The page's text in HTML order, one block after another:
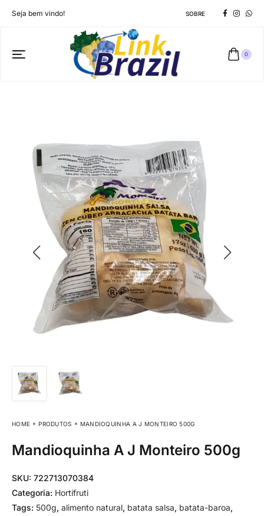
Seja bem vindo! SOBRE
0
HOME PRODUTOS MANDIOQUINHA A J MONTEIRO 500G
Mandioquinha A J Monteiro 500g
SKU: 722713070384
Categoria: Hortifruti
Tags: 500g, alimento natural, batata salsa, batata-baroa,